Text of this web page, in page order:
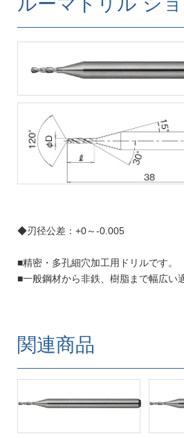
◆刃径公差：+0～-0.005
■精密・多孔細穴加工用ドリルです。
■一般鋼材から非鉄、樹脂まで幅広い
関連商品